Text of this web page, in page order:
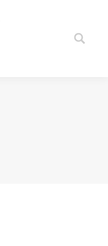
Search: